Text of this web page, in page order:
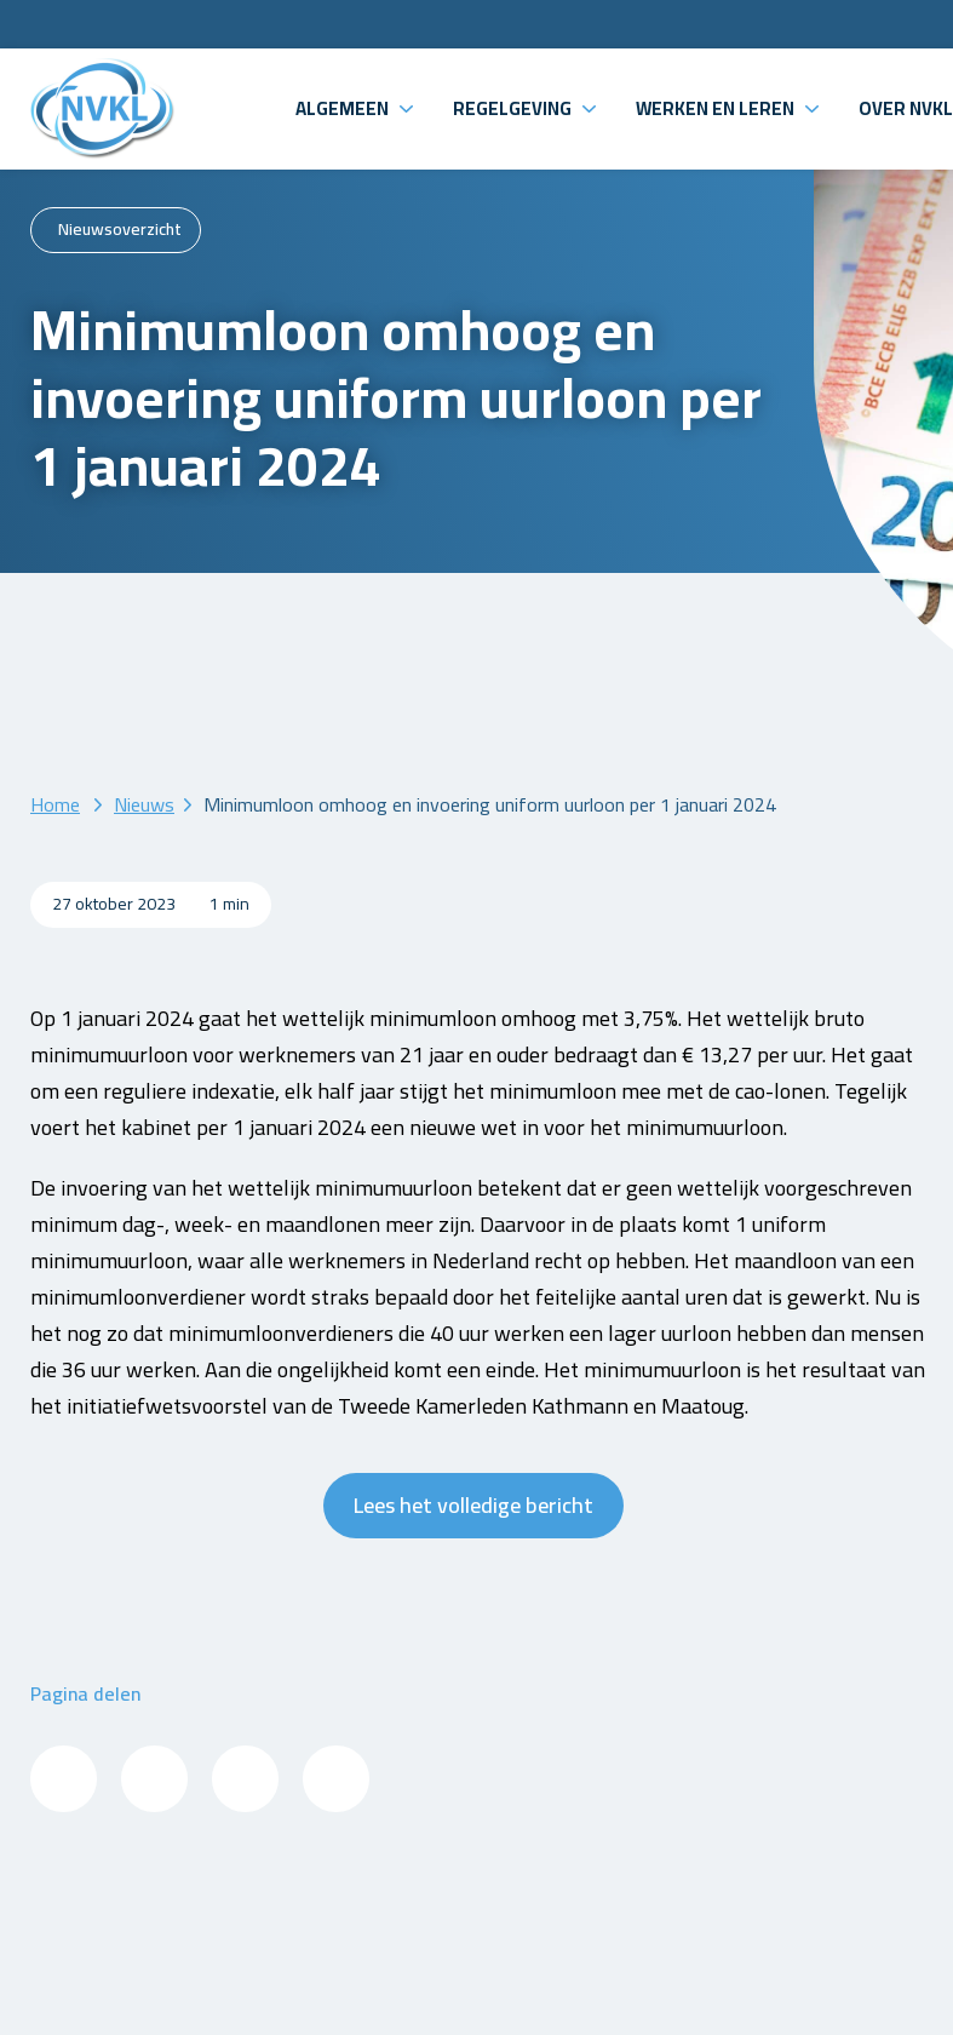
ALGEMEEN REGELGEVING WERKEN EN LEREN OVER NVKL
Nieuwsoverzicht
Minimumloon omhoog en
invoering uniform uurloon per
1 januari 2024
Home Nieuws Minimumloon omhoog en invoering uniform uurloon per 1 januari 2024
27 oktober 2023 1 min
Op 1 januari 2024 gaat het wettelijk minimumloon omhoog met 3,75%. Het wettelijk bruto
minimumuurloon voor werknemers van 21 jaar en ouder bedraagt dan € 13,27 per uur. Het gaat
om een reguliere indexatie, elk half jaar stijgt het minimumloon mee met de cao-lonen. Tegelijk
voert het kabinet per 1 januari 2024 een nieuwe wet in voor het minimumuurloon.
De invoering van het wettelijk minimumuurloon betekent dat er geen wettelijk voorgeschreven
minimum dag-, week- en maandlonen meer zijn. Daarvoor in de plaats komt 1 uniform
minimumuurloon, waar alle werknemers in Nederland recht op hebben. Het maandloon van een
minimumloonverdiener wordt straks bepaald door het feitelijke aantal uren dat is gewerkt. Nu is
het nog zo dat minimumloonverdieners die 40 uur werken een lager uurloon hebben dan mensen
die 36 uur werken. Aan die ongelijkheid komt een einde. Het minimumuurloon is het resultaat van
het initiatiefwetsvoorstel van de Tweede Kamerleden Kathmann en Maatoug.
Lees het volledige bericht
Pagina delen